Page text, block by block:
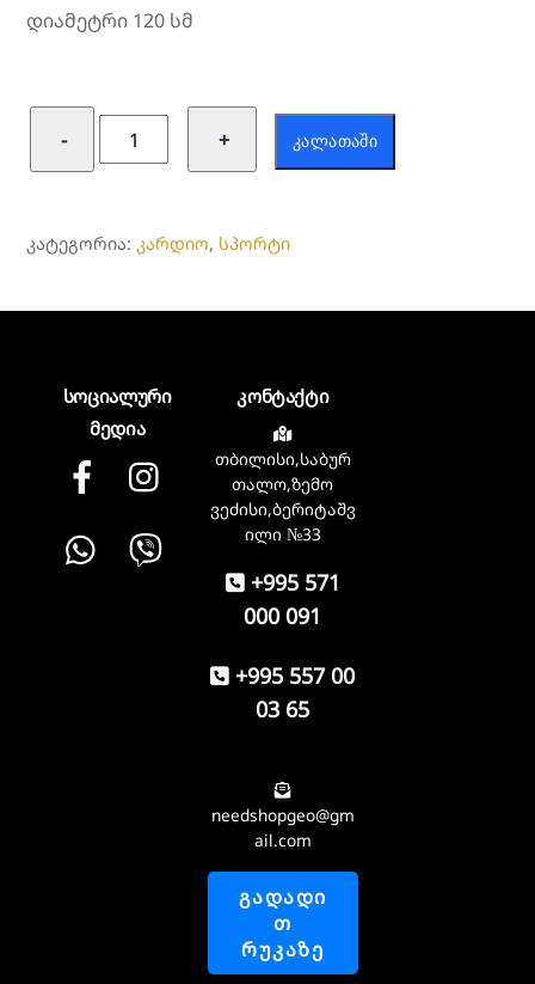
დიამეტრი 120 სმ
−
რაოდენობა:
სპორტული
+ ᲙᲐᲚᲐᲗᲐᲨᲘ
ᲙᲐᲢᲔᲒᲝᲠᲘᲐ:კარდიო, სპორტი
სოციალური
მედია
Facebook instagram
Whatsapp
კონტაქტი
თბილისი,საბურ
თალო,ზემო
ვეძისი,ბერიტაშვ
ილი №33
+995 571
000 091
+995 557 00
03 65
needshopgeo@gm
ail.com
ᲒᲐᲓᲐᲓᲘ
Თ
ᲠᲣᲙᲐᲖᲔ